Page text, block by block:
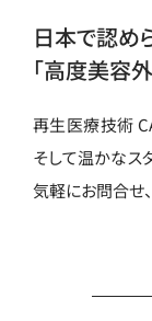
日本で認め
「高度美容
再生医療技術
そして温かなス
気軽にお問合せ